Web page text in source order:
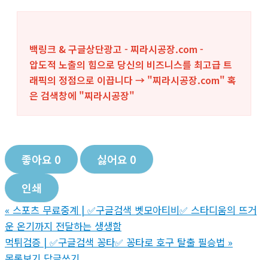
백링크 & 구글상단광고 - 찌라시공장.com -
압도적 노출의 힘으로 당신의 비즈니스를 최고급 트
래픽의 정점으로 이끕니다 → "찌라시공장.com" 혹
은 검색창에 "찌라시공장"
좋아요 0 싫어요 0
인쇄
« 스포츠 무료중계 | ✅구글검색 벳모아티비✅ 스타디움의 뜨거
운 온기까지 전달하는 생생함
먹튀검증 | ✅구글검색 꽁타✅ 꽁타로 호구 탈출 필승법 »